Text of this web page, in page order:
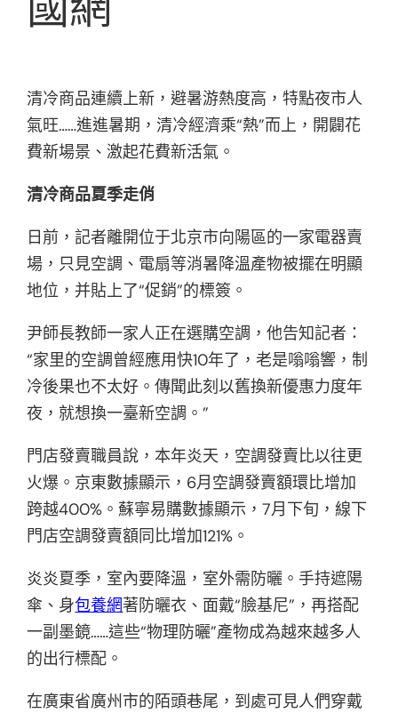
清冷商品連續上新，避暑游熱度高，特點夜市人
氣旺……進進暑期，清冷經濟乘“熱”而上，開闢花
費新場景、激起花費新活氣。
清冷商品夏季走俏
日前，記者離開位于北京市向陽區的一家電器賣
場，只見空調、電扇等消暑降溫產物被擺在明顯
地位，并貼上了“促銷”的標簽。
尹師長教師一家人正在選購空調，他告知記者：
“家里的空調曾經應用快10年了，老是嗡嗡響，制
冷後果也不太好。傳聞此刻以舊換新優惠力度年
夜，就想換一臺新空調。”
門店發賣職員說，本年炎天，空調發賣比以往更
火爆。京東數據顯示，6月空調發賣額環比增加
跨越400%。蘇寧易購數據顯示，7月下旬，線下
門店空調發賣額同比增加121%。
炎炎夏季，室內要降溫，室外需防曬。手持遮陽
傘、身包養網著防曬衣、面戴“臉基尼”，再搭配
一副墨鏡……這些“物理防曬”產物成為越來越多人
的出行標配。
在廣東省廣州市的陌頭巷尾，到處可見人們穿戴